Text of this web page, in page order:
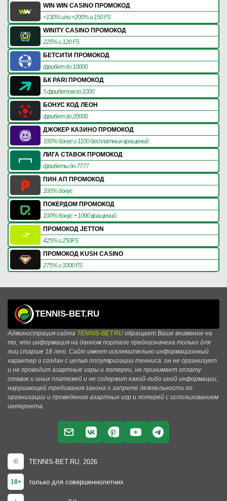
WIN WIN CASINO ПРОМОКОД
+130% или +200% и 150 FS
WINITY CASINO ПРОМОКОД
225% и 120 FS
БЕТСИТИ ПРОМОКОД
фрибет до 10000
БК PARI ПРОМОКОД
5 фрибетов по 1000
БОНУС КОД ЛЕОН
фрибет до 20000
ДЖОКЕР КАЗИНО ПРОМОКОД
100% бонус и 1100 бесплатных вращений
ЛИГА СТАВОК ПРОМОКОД
фрибеты до 7777
ПИН АП ПРОМОКОД
100% бонус
ПОКЕРДОМ ПРОМОКОД
100% бонус + 1000 вращений
ПРОМОКОД JETTON
425% и 250FS
ПРОМОКОД KUSH CASINO
275% и 1000 FS
TENNIS-BET.RU
Администрация сайта TENNIS-BET.RU обращает Ваше внимание на
то, что информация на данном портале предназначена только для
лиц старше 18 лет. Сайт имеет исключительно информационный
характер и создан с целью популяризации тенниса: он не организует
и не проводит азартные игры и лотереи, не принимает оплату
ставок и иных платежей и не содержит какой-либо иной информации,
нарушающей требования закона о запрете деятельности по
организации и проведению азартных игр и лотерей с использованием
интернета.
© TENNIS-BET.RU, 2026
18+ только для совершеннолетних